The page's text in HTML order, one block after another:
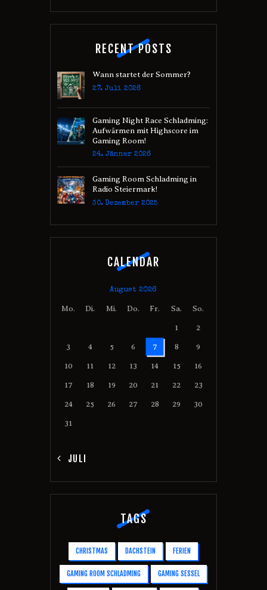
RECENT POSTS
Wann startet der Sommer?
27. Juli 2026
Gaming Night Race Schladming:
Aufwärmen mit Highscore im
Gaming Room!
24. Jänner 2026
Gaming Room Schladming in
Radio Steiermark!
30. Dezember 2025
CALENDAR
August 2026
Mo. Di. Mi. Do. Fr. Sa. So.
1 2
3 4 5 6 7 8 9
10 11 12 13 14 15 16
17 18 19 20 21 22 23
24 25 26 27 28 29 30
31
« JULI
TAGS
CHRISTMAS DACHSTEIN FERIEN
GAMING ROOM SCHLADMING GAMING SESSEL